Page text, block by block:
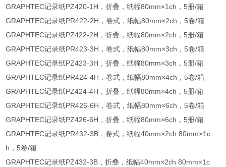
GRAPHTEC记录纸PZ420-1H，折叠，纸幅80mm×1ch，5册/箱
GRAPHTEC记录纸PR422-2H，卷式，纸幅80mm×2ch，5卷/箱
GRAPHTEC记录纸PZ422-2H，折叠，纸幅80mm×2ch，5册/箱
GRAPHTEC记录纸PR423-3H，卷式，纸幅80mm×3ch，5卷/箱
GRAPHTEC记录纸PZ423-3H，折叠，纸幅80mm×3ch，5册/箱
GRAPHTEC记录纸PR424-4H，卷式，纸幅80mm×4ch，5卷/箱
GRAPHTEC记录纸PZ424-4H，折叠，纸幅80mm×4ch，5册/箱
GRAPHTEC记录纸PR426-6H，卷式，纸幅80mm×6ch，5卷/箱
GRAPHTEC记录纸PZ426-6H，折叠，纸幅80mm×6ch，5册/箱
GRAPHTEC记录纸PR432-3B，卷式，纸幅40mm×2ch 80mm×1c
h，5卷/箱
GRAPHTEC记录纸PZ432-3B，折叠，纸幅40mm×2ch 80mm×1c